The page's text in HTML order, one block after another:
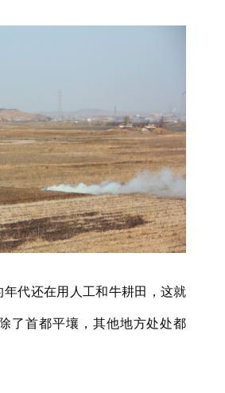
代还在用人工和牛耕田，这就
了首都平壤，其他地方处处都